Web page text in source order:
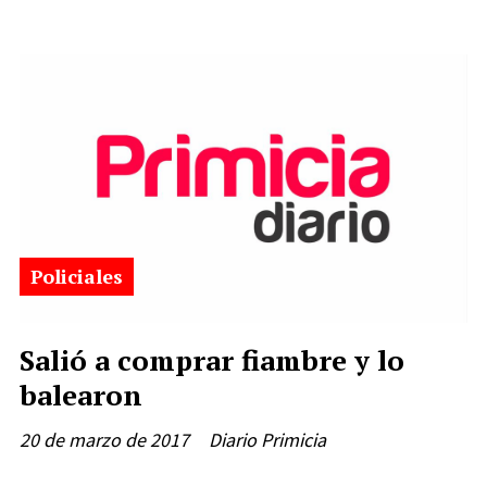
Salió a comprar fiambre y lo
balearon
Diario Primicia
Policiales
20 de marzo de 2017